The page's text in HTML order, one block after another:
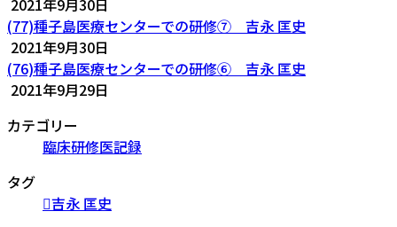
2021年9月30日
(77)種子島医療センターでの研修⑦ 吉永 匡史
2021年9月30日
(76)種子島医療センターでの研修⑥ 吉永 匡史
2021年9月29日
カテゴリー
臨床研修医記録
タグ
吉永 匡史